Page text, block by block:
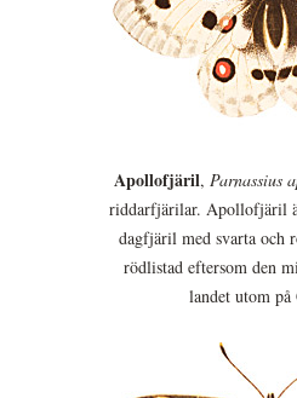
Apollofjäril, Parnassius
riddarfjärilar. Apollofjäril
dagfjäril med svarta och
rödlistad eftersom den
landet utom på